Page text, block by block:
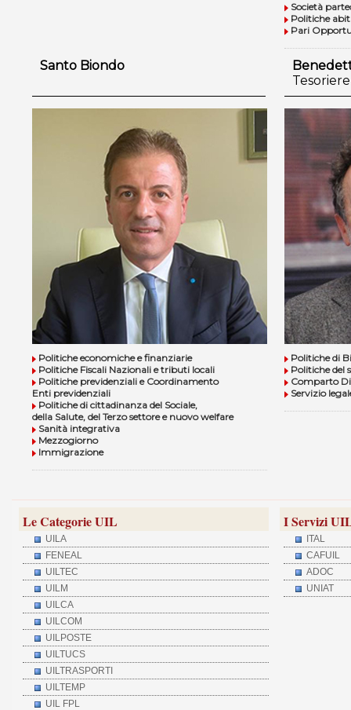
Società
Politiche
Pari
Santo Biondo
Politiche economiche e finanziarie
Politiche Fiscali Nazionali e tributi locali
Politiche previdenziali e Coordinamento
Enti previdenziali
Politiche di cittadinanza del Sociale,
della Salute, del Terzo settore e nuovo welfare
Sanità integrativa
Mezzogiorno
Immigrazione
Tesoriere
Politiche di
Politiche del
Comparto
Servizio
Le Categorie UIL
UILA
FENEAL
UILTEC
UILM
UILCA
UILCOM
UILPOSTE
UILTUCS
UILTRASPORTI
UILTEMP
UIL FPL
I Servizi
ITAL
CAFUIL
ADOC
UNIAT